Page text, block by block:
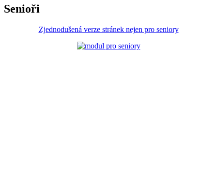
Senioři
Zjednodušená verze stránek nejen pro seniory